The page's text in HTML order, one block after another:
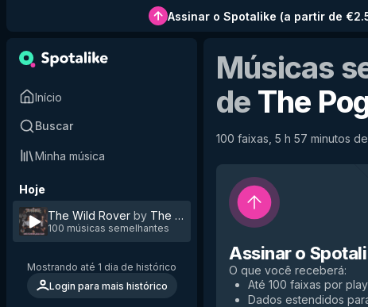
Assinar o Spotalike (a partir de
Início
Buscar
Minha música
Hoje
The Wild Rover by The Pogues
100 músicas semelhantes
Mostrando até 1 dia de histórico
Login para mais histórico
Músicas
de The
100 faixas, 5 h 57 minutos
Assinar o
O que você receberá:
Até 100 faixas por
Dados estendidos